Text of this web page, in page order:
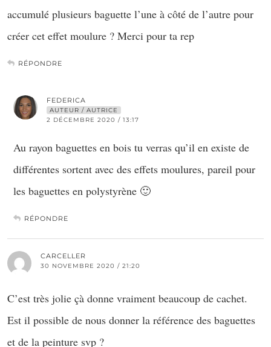
accumulé plusieurs baguette l’une à côté de l’autre pour
créer cet effet moulure ? Merci pour ta rep
RÉPONDRE
FEDERICA
AUTEUR / AUTRICE
2 DÉCEMBRE 2020 / 13:17
Au rayon baguettes en bois tu verras qu’il en existe de
différentes sortent avec des effets moulures, pareil pour
les baguettes en polystyrène 🙂
RÉPONDRE
CARCELLER
30 NOVEMBRE 2020 / 21:20
C’est très jolie çà donne vraiment beaucoup de cachet.
Est il possible de nous donner la référence des baguettes
et de la peinture svp ?